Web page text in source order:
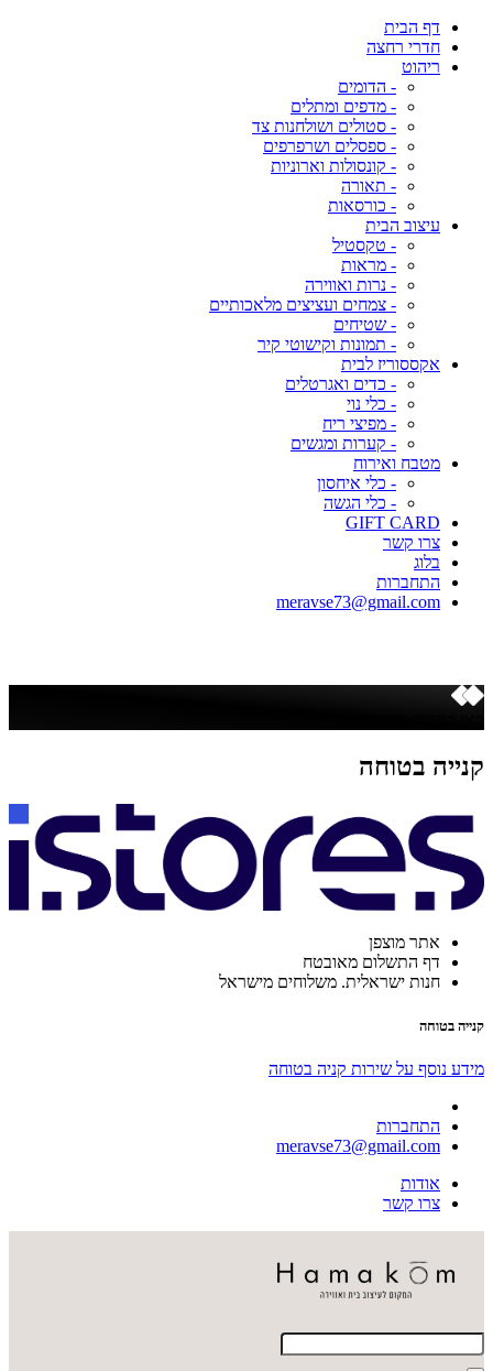
דף הבית
חדרי רחצה
ריהוט
- הדומים
- מדפים ומתלים
- סטולים ושולחנות צד
- ספסלים ושרפרפים
- קונסולות וארוניות
- תאורה
- כורסאות
עיצוב הבית
- טקסטיל
- מראות
- נרות ואווירה
- צמחים ועציצים מלאכותיים
- שטיחים
- תמונות וקישוטי קיר
אקססוריז לבית
- כדים ואגרטלים
- כלי נוי
- מפיצי ריח
- קערות ומגשים
מטבח ואירוח
- כלי איחסון
- כלי הגשה
GIFT CARD
צרו קשר
בלוג
התחברות
meravse73@gmail.com
קנייה בטוחה
אתר מוצפן
דף התשלום מאובטח
חנות ישראלית. משלוחים מישראל
קנייה בטוחה
מידע נוסף על שירות קניה בטוחה
התחברות
meravse73@gmail.com
אודות
צרו קשר